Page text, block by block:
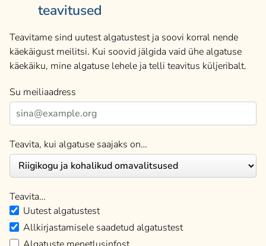
teavitused
Teavitame sind uutest algatustest ja soovi korral nende
käekäigust meilitsi. Kui soovid jälgida vaid ühe algatuse
käekäiku, mine algatuse lehele ja telli teavitus küljeribalt.
Su meiliaadress
Teavita, kui algatuse saajaks on…
Teavita…
Uutest algatustest
Allkirjastamisele saadetud algatustest